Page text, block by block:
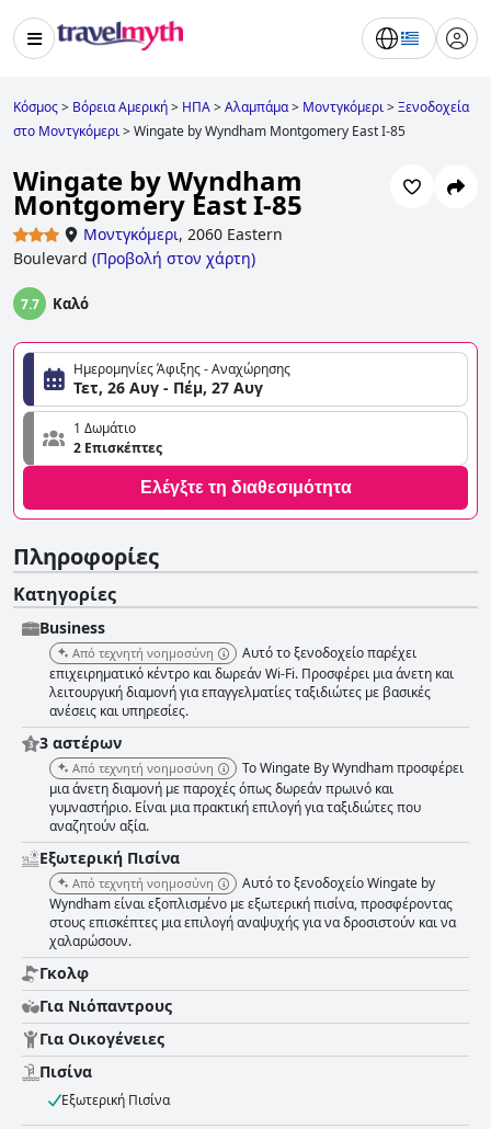
Κόσμος> Βόρεια Αμερική> ΗΠΑ>Αλαμπάμα> Μοντγκόμερι>Ξενοδοχεία
στο Μοντγκόμερι>Wingate by Wyndham Montgomery East I-85
Wingate by Wyndham
Montgomery East I-85
Μοντγκόμερι, 2060 Eastern
Boulevard (Προβολή στον χάρτη)
7.7 Καλό
Ημερομηνίες Άφιξης - Αναχώρησης
Τετ, 26 Αυγ - Πέμ, 27 Αυγ
1 Δωμάτιο
2 Επισκέπτες
Ελέγξτε τη διαθεσιμότητα
Πληροφορίες
Κατηγορίες
Business
Από τεχνητή νοημοσύνη
Αυτό το ξενοδοχείο παρέχει
επιχειρηματικό κέντρο και δωρεάν Wi-Fi. Προσφέρει μια άνετη και
λειτουργική διαμονή για επαγγελματίες ταξιδιώτες με βασικές
ανέσεις και υπηρεσίες.
3 αστέρων
Από τεχνητή νοημοσύνη
Το Wingate By Wyndham προσφέρει
μια άνετη διαμονή με παροχές όπως δωρεάν πρωινό και
γυμναστήριο. Είναι μια πρακτική επιλογή για ταξιδιώτες που
αναζητούν αξία.
Εξωτερική Πισίνα
Από τεχνητή νοημοσύνη
Αυτό το ξενοδοχείο Wingate by
Wyndham είναι εξοπλισμένο με εξωτερική πισίνα, προσφέροντας
στους επισκέπτες μια επιλογή αναψυχής για να δροσιστούν και να
χαλαρώσουν.
Γκολφ
Για Νιόπαντρους
Για Οικογένειες
Πισίνα
Εξωτερική Πισίνα